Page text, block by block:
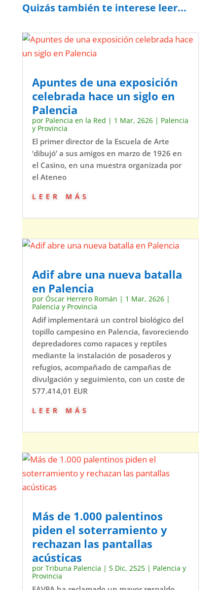
Quizás también te interese leer...
Apuntes de una exposición
celebrada hace un siglo en
Palencia
por Palencia en la Red | 1 Mar, 2626| Palencia
y Provincia
El primer director de la Escuela de Arte
‘dibujó’ a sus amigos en marzo de 1926 en
el Casino, en una muestra organizada por
el Ateneo
leer más
Adif abre una nueva batalla
en Palencia
por Óscar Herrero Román | 1 Mar, 2626|
Palencia y Provincia
Adif implementará un control biológico del
topillo campesino en Palencia, favoreciendo
depredadores como rapaces y reptiles
mediante la instalación de posaderos y
refugios, acompañado de campañas de
divulgación y seguimiento, con un coste de
577.414,01 EUR
leer más
Más de 1.000 palentinos
piden el soterramiento y
rechazan las pantallas
acústicas
por Tribuna Palencia | 5 Dic, 2525| Palencia y
Provincia